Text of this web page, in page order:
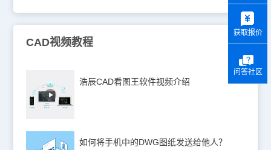
CAD视频教程
浩辰CAD看图王软件视频介绍
如何将手机中的DWG图纸发送给他人？
获取报价
问答社区